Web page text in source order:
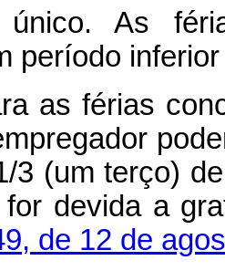
único. As
período
as férias
3 (um terço)
devida a
de 12 de